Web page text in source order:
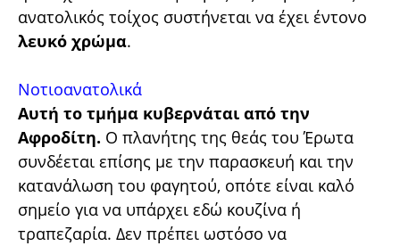
ανατολικός τοίχος συστήνεται να έχει έντονο
λευκό χρώμα.
Νοτιοανατολικά
Αυτή το τμήμα κυβερνάται από την
Αφροδίτη. Ο πλανήτης της θεάς του Έρωτα
συνδέεται επίσης με την παρασκευή και την
κατανάλωση του φαγητού, οπότε είναι καλό
σημείο για να υπάρχει εδώ κουζίνα ή
τραπεζαρία. Δεν πρέπει ωστόσο να